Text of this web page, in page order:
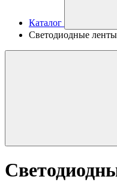
Каталог
Светодиодные ленты